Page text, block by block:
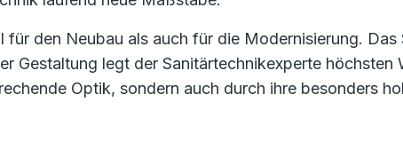
den Neubau als auch für die Modernisierung.
Gestaltung legt der Sanitärtechnikexperte
Optik, sondern auch durch ihre besonders